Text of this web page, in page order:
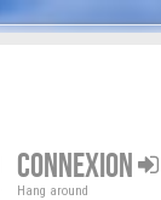
CONNEXION
Hang around